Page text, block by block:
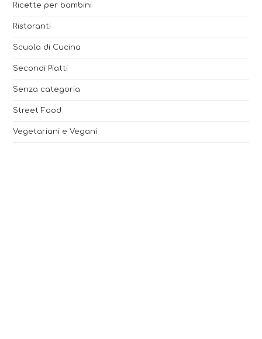
Ricette per bambini
Ristoranti
Scuola di Cucina
Secondi Piatti
Senza categoria
Street Food
Vegetariani e Vegani